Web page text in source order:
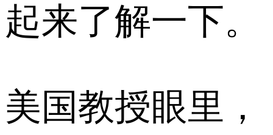
起来了解一下。
美国教授眼里，